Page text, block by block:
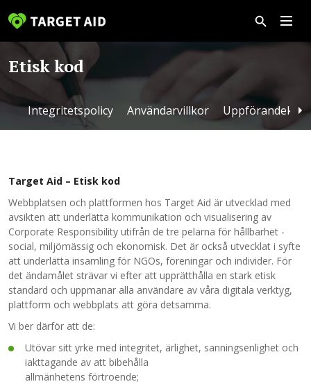
Etisk kod
Integritetspolicy Användarvillkor Uppförandekod
Target Aid – Etisk kod
Webbplatsen och plattformen hos Target Aid är utvecklad med
avsikten att underlätta kommunikation och visualisering av
Corporate Responsibility utifrån de tre pelarna för hållbarhet -
social, miljömässig och ekonomisk. Det är också utvecklat i syfte
att underlätta insamling för NGOs, föreningar och individer. För
det ändamålet strävar vi efter att upprätthålla en stark etisk
standard och uppmanar alla användare av våra digitala verktyg,
plattform och webbplats att göra detsamma.
Vi ber därför att de:
Utövar sitt yrke med integritet, ärlighet, sanningsenlighet och
iakttagande av att bibehålla
allmänhetens förtroende;